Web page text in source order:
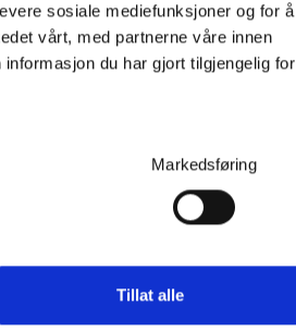
sosiale mediefunksjoner og for å
vårt, med partnerne våre innen
du har gjort tilgjengelig for
Markedsføring
Tillat alle
259,-